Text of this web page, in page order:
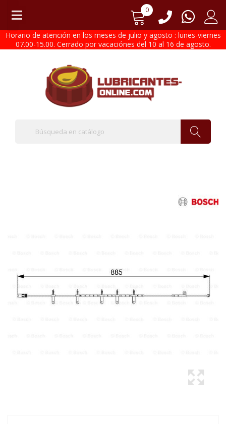
0
Horario de atención en los meses de julio y agosto : lunes-viernes
07.00-15.00. Cerrado por vacaciónes del 10 al 16 de agosto.